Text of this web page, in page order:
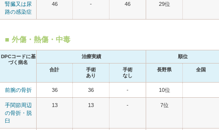
腎臓又は尿
路の感染症
46 - 46 29位
外傷・熱傷・中毒
DPCコードに基
づく病名
治療実績 順位
合計
手術
あり
手術
なし
長野県 全国
前腕の骨折 36 36 - 10位
手関節周辺
の骨折・脱
臼
13 13 - 7位